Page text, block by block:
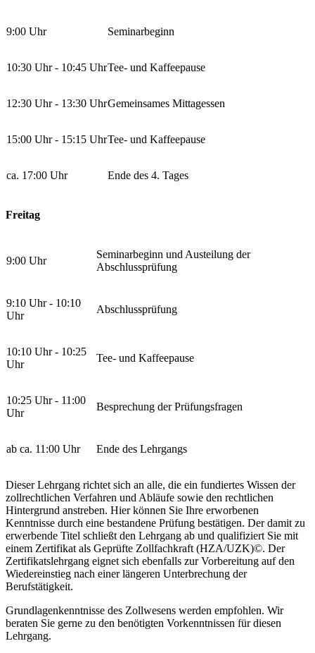
9:00 Uhr Seminarbeginn
10:30 Uhr - 10:45 UhrTee- und Kaffeepause
12:30 Uhr - 13:30 UhrGemeinsames Mittagessen
15:00 Uhr - 15:15 UhrTee- und Kaffeepause
ca. 17:00 Uhr Ende des 4. Tages
Freitag
9:00 Uhr
Seminarbeginn und Austeilung der
Abschlussprüfung
9:10 Uhr - 10:10
Uhr
Abschlussprüfung
10:10 Uhr - 10:25
Uhr
Tee- und Kaffeepause
10:25 Uhr - 11:00
Uhr
Besprechung der Prüfungsfragen
ab ca. 11:00 Uhr Ende des Lehrgangs
Dieser Lehrgang richtet sich an alle, die ein fundiertes Wissen der
zollrechtlichen Verfahren und Abläufe sowie den rechtlichen
Hintergrund anstreben. Hier können Sie Ihre erworbenen
Kenntnisse durch eine bestandene Prüfung bestätigen. Der damit zu
erwerbende Titel schließt den Lehrgang ab und qualifiziert Sie mit
einem Zertifikat als Geprüfte Zollfachkraft (HZA/UZK)©. Der
Zertifikatslehrgang eignet sich ebenfalls zur Vorbereitung auf den
Wiedereinstieg nach einer längeren Unterbrechung der
Berufstätigkeit.
Grundlagenkenntnisse des Zollwesens werden empfohlen. Wir
beraten Sie gerne zu den benötigten Vorkenntnissen für diesen
Lehrgang.